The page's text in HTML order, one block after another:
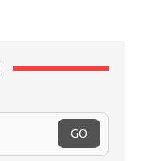
GO